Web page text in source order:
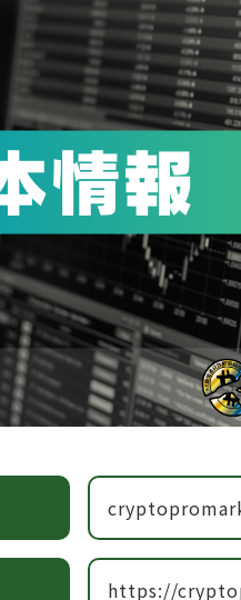
https://